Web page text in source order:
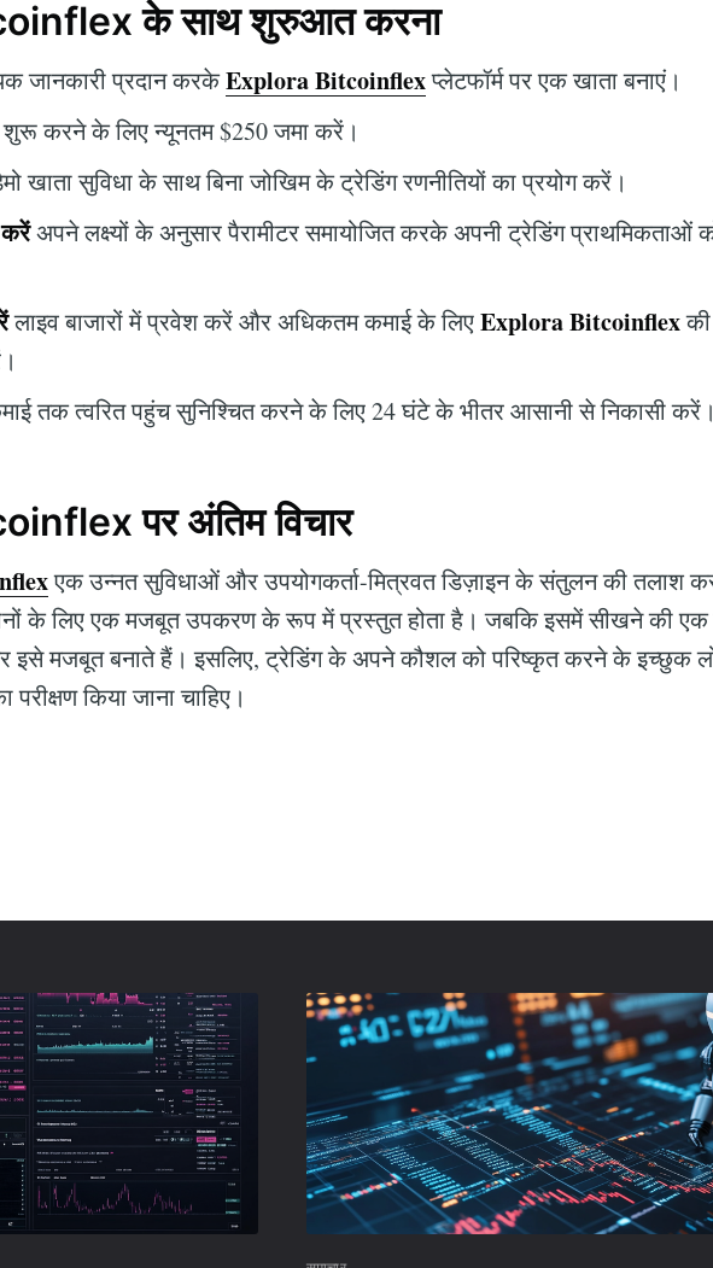
के साथ शुरुआत करना
जानकारी प्रदान करकेExplora Bitcoinflexप्लेटफॉर्म पर एक खाता बनाएं।
करने के लिए न्यूनतम $250 जमा करें।
खाता सुविधा के साथ बिना जोखिम के ट्रेडिंग रणनीतियों का प्रयोग करें।
करेंअपने लक्ष्यों के अनुसार पैरामीटर समायोजित करके अपनी ट्रेडिंग प्राथमिकताओं
लाइव बाजारों में प्रवेश करें और अधिकतम कमाई के लिएExplora Bitcoinflexकी
तक त्वरित पहुंच सुनिश्चित करने के लिए 24 घंटे के भीतर आसानी से निकासी करें।
पर अंतिम विचार
एक उन्नत सुविधाओं और उपयोगकर्ता-मित्रवत डिज़ाइन के संतुलन की तलाश
के लिए एक मजबूत उपकरण के रूप में प्रस्तुत होता है। जबकि इसमें सीखने की
इसे मजबूत बनाते हैं। इसलिए, ट्रेडिंग के अपने कौशल को परिष्कृत करने के इच्छुक
किया जाना चाहिए।